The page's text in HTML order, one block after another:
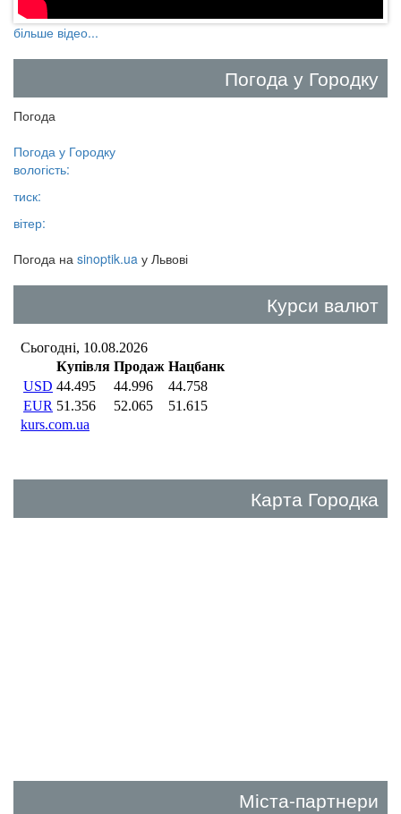
більше відео...
Погода у Городку
Погода
Погода у Городку
вологість:
тиск:
вітер:
Погода на sinoptik.ua у Львові
Курси валют
Карта Городка
Міста-партнери